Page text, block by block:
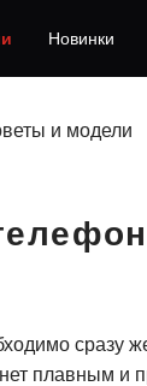
Новинки
и модели
сразу
плавным и